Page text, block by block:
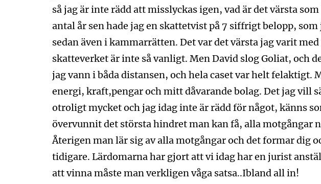
så jag är inte rädd att misslyckas igen, vad är det värsta
antal år sen hade jag en skattetvist på 7 siffrigt belopp,
sedan även i kammarrätten. Det var det värsta jag varit
skatteverket är inte så vanligt. Men David slog Goliat, och
jag vann i båda distansen, och hela caset var helt felaktigt.
energi, kraft,pengar och mitt dåvarande bolag. Det jag vill
otroligt mycket och jag idag inte är rädd för något, känns
övervunnit det största hindret man kan få, alla motgångar
Återigen man lär sig av alla motgångar och det formar dig
tidigare. Lärdomarna har gjort att vi idag har en jurist
att vinna måste man verkligen våga satsa..Ibland all in!